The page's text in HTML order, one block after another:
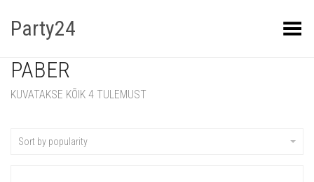
Party24 Kuva menüü
PABER
KUVATAKSE KÕIK 4 TULEMUST
Sort by popularity